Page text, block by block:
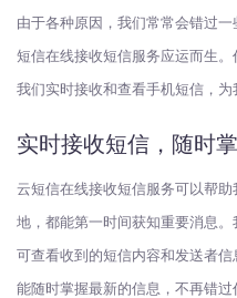
由于各种原因，我们常常会错过
短信在线接收短信服务应运而生
我们实时接收和查看手机短信，为
实时接收短信，随时
云短信在线接收短信服务可以帮
地，都能第一时间获知重要消息
可查看收到的短信内容和发送者
能随时掌握最新的信息，不再错过